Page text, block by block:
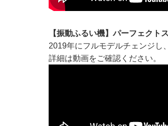
【振動ふるい機】パーフェクト
2019年にフルモデルチェンジし
詳細は動画をご確認ください。